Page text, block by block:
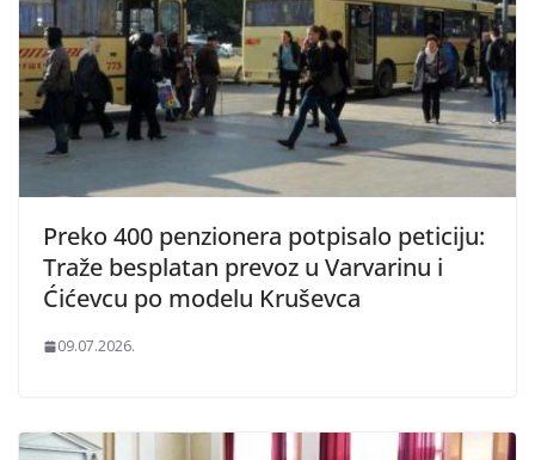
Preko 400 penzionera potpisalo peticiju:
Traže besplatan prevoz u Varvarinu i
Ćićevcu po modelu Kruševca
09.07.2026.